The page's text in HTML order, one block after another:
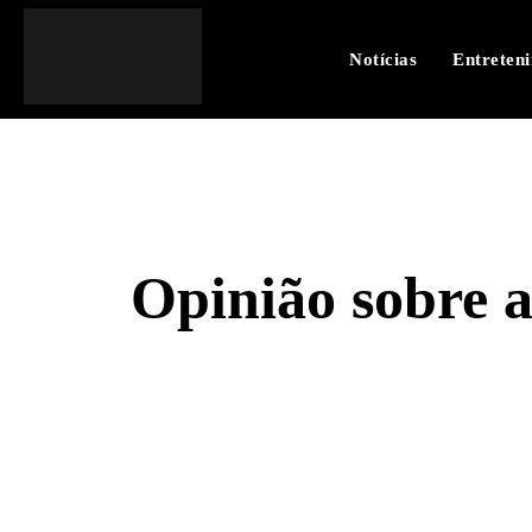
Notícias
Opinião sobre